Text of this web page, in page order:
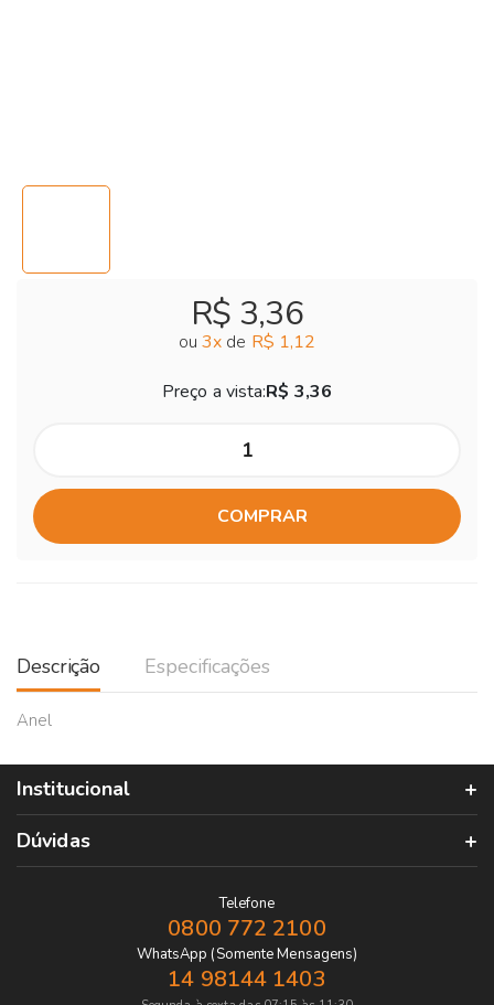
R$ 3,36
ou 3x de R$ 1,12
Preço a vista:R$ 3,36
COMPRAR
Descrição Especificações
Anel
Institucional
Dúvidas
Telefone
0800 772 2100
WhatsApp (Somente Mensagens)
14 98144 1403